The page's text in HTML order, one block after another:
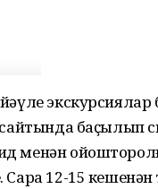
баҫылып
менән
Сара 12-15